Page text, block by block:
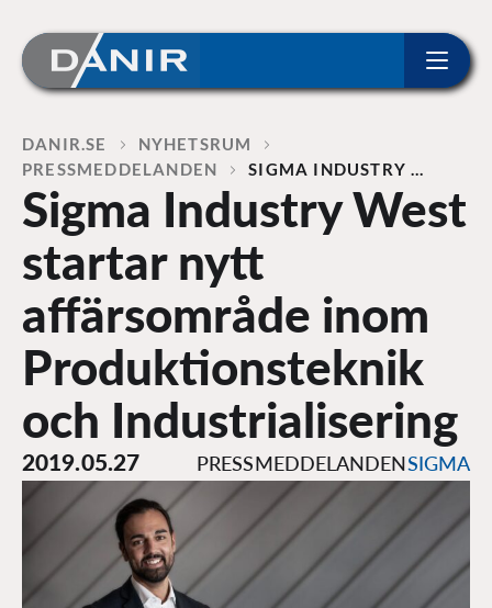
Home
DANIR
NYHETSRUM
PRESSMEDDELANDEN
SIGMA INDUSTRY …
Sigma Industry West
startar nytt
affärsområde inom
Produktionsteknik
och Industrialisering
2019.05.27 PRESSMEDDELANDENSIGMA